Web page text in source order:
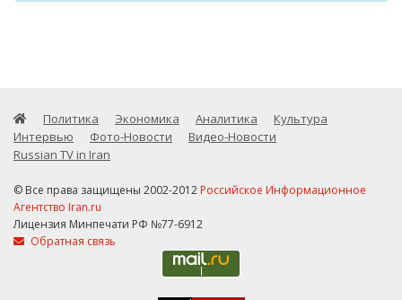
Политика Экономика Аналитика
Культура
Интервью
Фото-Новости
Видео-Новости
Russian TV in Iran
© Все права защищены 2002-2012 Российское Информационное
Агентство Iran.ru
Лицензия Минпечати РФ №77-6912
Обратная связь